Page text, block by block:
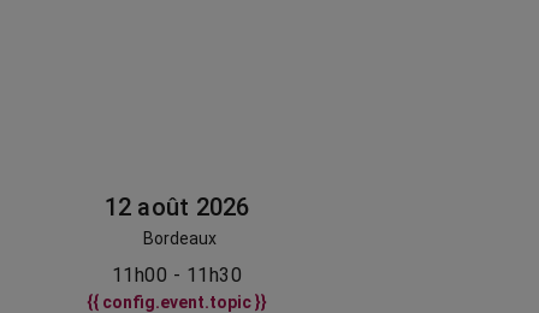
12 août 2026
Bordeaux
11h00 - 11h30
{{ config.event.topic }}